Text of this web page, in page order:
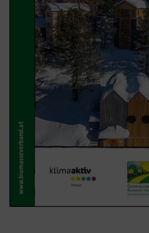
einbinden, werden
Cookies stammen aber
und nicht vom Tag